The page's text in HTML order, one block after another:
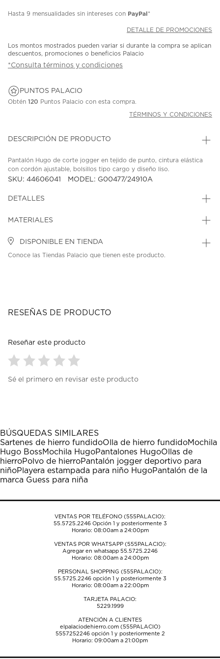
Hasta 9 mensualidades sin intereses con PayPal*
DETALLE DE PROMOCIONES
Los montos mostrados pueden variar si durante la compra se aplican
descuentos, promociones o beneficios Palacio
*Consulta términos y condiciones
PUNTOS PALACIO
Obtén 120 Puntos Palacio con esta compra.
TÉRMINOS Y CONDICIONES
DESCRIPCIÓN DE PRODUCTO
Pantalón Hugo de corte jogger en tejido de punto, cintura elástica
con cordón ajustable, bolsillos tipo cargo y diseño liso.
SKU: 44606041 MODEL: G00477/24910A
DETALLES
MATERIALES
DISPONIBLE EN TIENDA
Conoce las Tiendas Palacio que tienen este producto.
RESEÑAS DE PRODUCTO
Reseñar este producto
para
1
estrella
Esta
acción
abrirá
el
formulario
envío.
para
estrellas.
Esta
acción
abrirá
el
formulario
envío.
para
estrellas.
Esta
acción
abrirá
el
formulario
envío.
para
estrellas.
Esta
acción
abrirá
el
formulario
envío.
para
estrellas.
Esta
acción
abrirá
el
formulario
envío.
Sé el primero en revisar este producto
BÚSQUEDAS SIMILARES
Sartenes de hierro fundidoOlla de hierro fundidoMochila
Hugo BossMochila HugoPantalones HugoOllas de
hierroPolvo de hierroPantalón jogger deportivo para
niñoPlayera estampada para niño HugoPantalón de la
marca Guess para niña
VENTAS POR TELÉFONO (555PALACIO):
55.5725.2246Opción 1 y posteriormente 3
Horario: 08:00am a 24:00pm
VENTAS POR WHATSAPP (555PALACIO):
Agregar en whatsapp 55.5725.2246
Horario: 08:00am a 24:00pm
PERSONAL SHOPPING (555PALACIO):
55.5725.2246opción 1 y posteriormente 3
Horario: 08:00am a 22:00pm
TARJETA PALACIO:
5229.1999
ATENCIÓN A CLIENTES
elpalaciodehierro.com (555PALACIO)
5557252246opción 1 y posteriormente 2
Horario: 09:00am a 21:00pm